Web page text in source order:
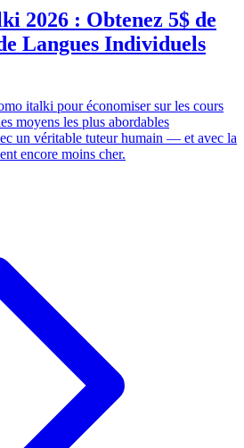
2026 : Obtenez 5$ de
Langues Individuels
italki pour économiser sur les cours
moyens les plus abordables
un véritable tuteur humain — et avec la
encore moins cher.